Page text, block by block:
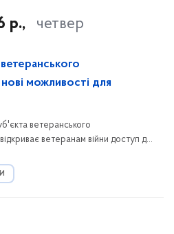
р., четвер
можливості для
ветеранського
ветеранам війни доступ до
хто може отримати цей
через портал Дія та які переваги